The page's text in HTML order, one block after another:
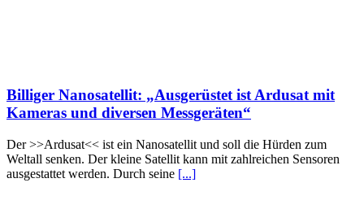
Billiger Nanosatellit: „Ausgerüstet ist Ardusat mit
Kameras und diversen Messgeräten“
Der >>Ardusat<< ist ein Nanosatellit und soll die Hürden zum
Weltall senken. Der kleine Satellit kann mit zahlreichen Sensoren
ausgestattet werden. Durch seine [...]